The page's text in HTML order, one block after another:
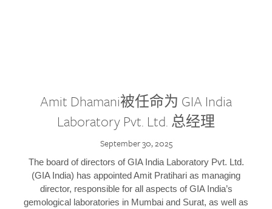
Amit Dhamani被任命为 GIA India
Laboratory Pvt. Ltd. 总经理
September 30, 2025
The board of directors of GIA India Laboratory Pvt. Ltd.
(GIA India) has appointed Amit Pratihari as managing
director, responsible for all aspects of GIA India’s
gemological laboratories in Mumbai and Surat, as well as